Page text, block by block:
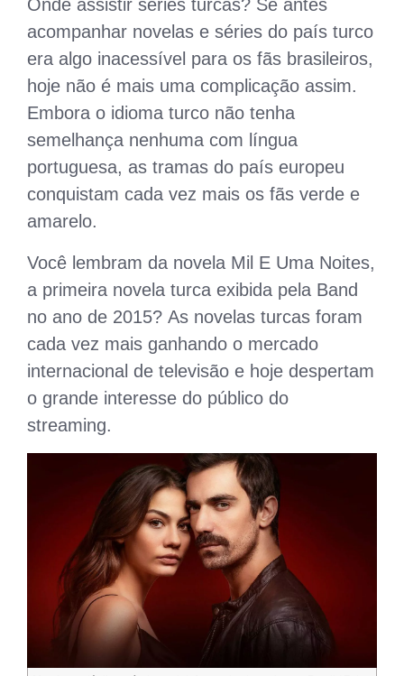
Onde assistir séries turcas? Se antes
acompanhar novelas e séries do país turco
era algo inacessível para os fãs brasileiros,
hoje não é mais uma complicação assim.
Embora o idioma turco não tenha
semelhança nenhuma com língua
portuguesa, as tramas do país europeu
conquistam cada vez mais os fãs verde e
amarelo.
Você lembram da novela Mil E Uma Noites,
a primeira novela turca exibida pela Band
no ano de 2015? As novelas turcas foram
cada vez mais ganhando o mercado
internacional de televisão e hoje despertam
o grande interesse do público do
streaming.